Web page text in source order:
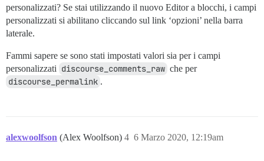
personalizzati? Se stai utilizzando il nuovo Editor a blocchi, i campi
personalizzati si abilitano cliccando sul link ‘opzioni’ nella barra
laterale.
Fammi sapere se sono stati impostati valori sia per i campi
personalizzati discourse_comments_raw che per
discourse_permalink .
alexwoolfson (Alex Woolfson) 6 Marzo 2020, 12:19am
4